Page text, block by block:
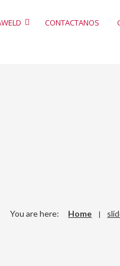
CONTACTANOS
You are here: Home